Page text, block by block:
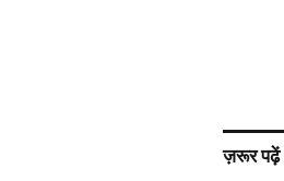
ज़रूर पढ़ें